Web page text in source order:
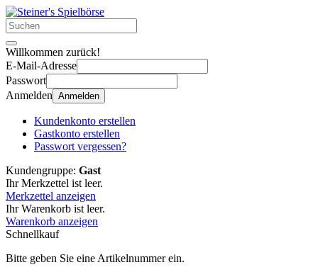
Willkommen zurück!
E-Mail-Adresse
Passwort
Anmelden Anmelden
Kundenkonto erstellen
Gastkonto erstellen
Passwort vergessen?
Kundengruppe: Gast
Ihr Merkzettel ist leer.
Merkzettel anzeigen
Ihr Warenkorb ist leer.
Warenkorb anzeigen
Schnellkauf
Bitte geben Sie eine Artikelnummer ein.